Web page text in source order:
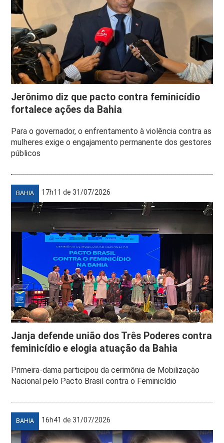
Jerônimo diz que pacto contra feminicídio
fortalece ações da Bahia
Para o governador, o enfrentamento à violência contra as
mulheres exige o engajamento permanente dos gestores
públicos
BAHIA 17h11 de 31/07/2026
Janja defende união dos Três Poderes contra
feminicídio e elogia atuação da Bahia
Primeira-dama participou da cerimônia de Mobilização
Nacional pelo Pacto Brasil contra o Feminicídio
BAHIA 16h41 de 31/07/2026